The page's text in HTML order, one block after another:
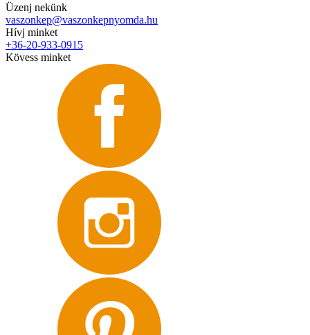
Üzenj nekünk
vaszonkep@vaszonkepnyomda.hu
Hívj minket
+36-20-933-0915
Kövess minket